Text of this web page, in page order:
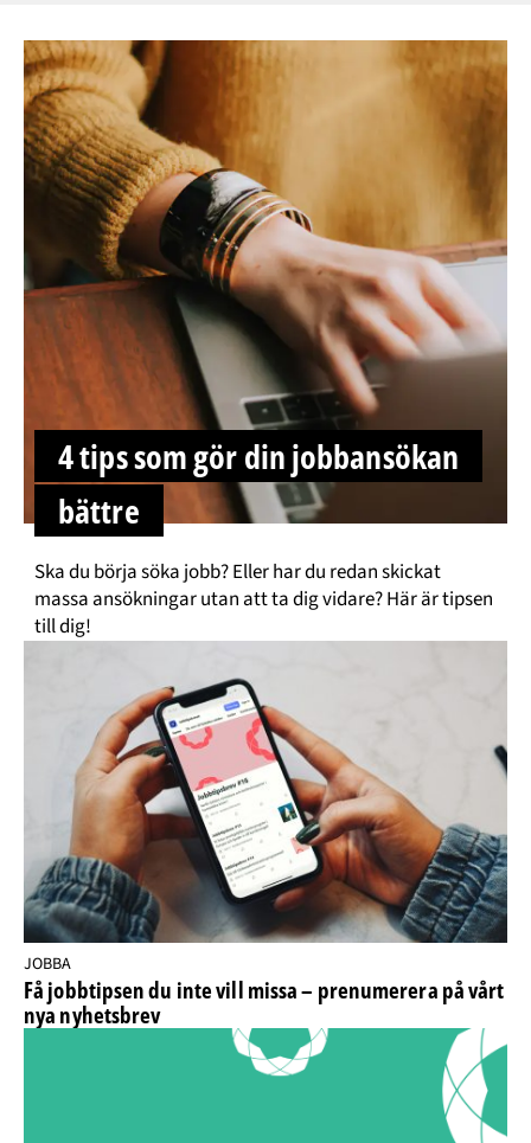
4 tips som gör din jobbansökan
bättre
Ska du börja söka jobb? Eller har du redan skickat
massa ansökningar utan att ta dig vidare? Här är tipsen
till dig!
JOBBA
Få jobbtipsen du inte vill missa – prenumerera på vårt
nya nyhetsbrev